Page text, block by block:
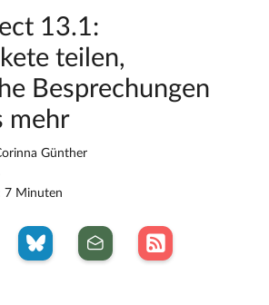
13.1:
teilen,
Besprechungen
mehr
Günther
7 Minuten